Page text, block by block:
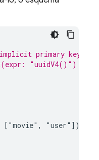
primary key
"uuidV4()")
["movie" , "user"])